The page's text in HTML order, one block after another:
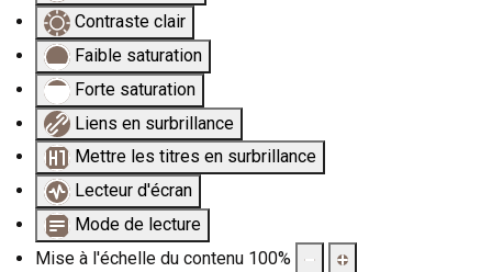
Contraste clair
Faible saturation
Forte saturation
Liens en surbrillance
Mettre les titres en surbrillance
Lecteur d'écran
Mode de lecture
Mise à l'échelle du contenu 100%